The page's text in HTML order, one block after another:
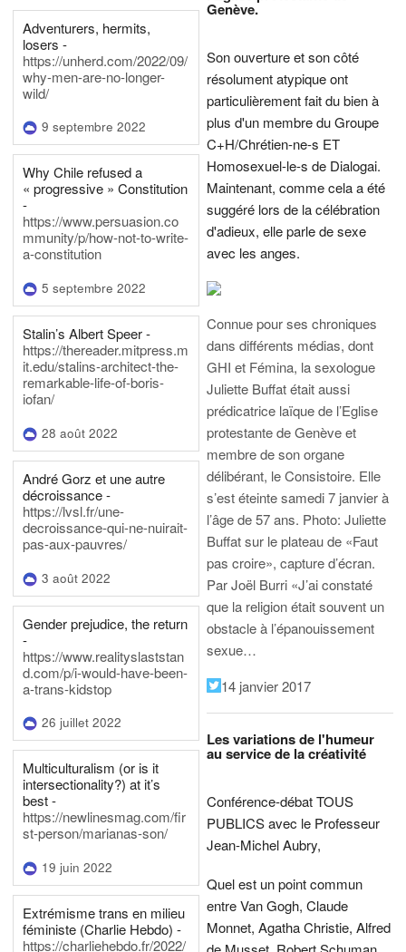
Adventurers, hermits,
losers -
https://unherd.com/2022/09/
why-men-are-no-longer-
wild/
9 septembre 2022
Why Chile refused a
« progressive » Constitution
-
https://www.persuasion.co
mmunity/p/how-not-to-write-
a-constitution
5 septembre 2022
Stalin’s Albert Speer -
https://thereader.mitpress.m
it.edu/stalins-architect-the-
remarkable-life-of-boris-
iofan/
28 août 2022
André Gorz et une autre
décroissance -
https://lvsl.fr/une-
decroissance-qui-ne-nuirait-
pas-aux-pauvres/
3 août 2022
Gender prejudice, the return
-
https://www.realityslaststan
d.com/p/i-would-have-been-
a-trans-kidstop
26 juillet 2022
Multiculturalism (or is it
intersectionality?) at it’s
best -
https://newlinesmag.com/fir
st-person/marianas-son/
19 juin 2022
Extrémisme trans en milieu
féministe (Charlie Hebdo) -
https://charliehebdo.fr/2022/
Genève.
Son ouverture et son côté
résolument atypique ont
particulièrement fait du bien à
plus d'un membre du Groupe
C+H/Chrétien-ne-s ET
Homosexuel-le-s de Dialogai.
Maintenant, comme cela a été
suggéré lors de la célébration
d'adieux, elle parle de sexe
avec les anges.
Connue pour ses chroniques
dans différents médias, dont
GHI et Fémina, la sexologue
Juliette Buffat était aussi
prédicatrice laïque de l’Eglise
protestante de Genève et
membre de son organe
délibérant, le Consistoire. Elle
s’est éteinte samedi 7 janvier à
l’âge de 57 ans. Photo: Juliette
Buffat sur le plateau de «Faut
pas croire», capture d’écran.
Par Joël Burri «J’ai constaté
que la religion était souvent un
obstacle à l’épanouissement
sexue…
14 janvier 2017
Les variations de l'humeur
au service de la créativité
Conférence-débat TOUS
PUBLICS avec le Professeur
Jean-Michel Aubry,
Quel est un point commun
entre Van Gogh, Claude
Monnet, Agatha Christie, Alfred